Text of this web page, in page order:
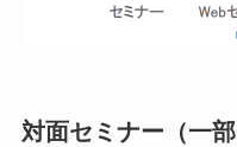
対面セミナー（一